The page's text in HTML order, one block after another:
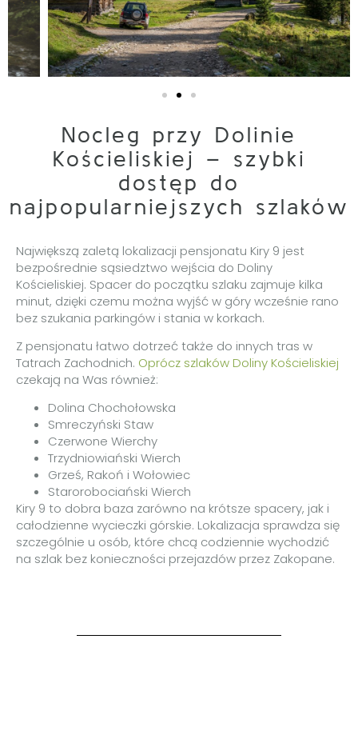
Nocleg przy Dolinie
Kościeliskiej – szybki
dostęp do
najpopularniejszych szlaków
Największą zaletą lokalizacji pensjonatu Kiry 9 jest
bezpośrednie sąsiedztwo wejścia do Doliny
Kościeliskiej. Spacer do początku szlaku zajmuje kilka
minut, dzięki czemu można wyjść w góry wcześnie rano
bez szukania parkingów i stania w korkach.
Z pensjonatu łatwo dotrzeć także do innych tras w
Tatrach Zachodnich. Oprócz szlaków Doliny Kościeliskiej
czekają na Was również:
Dolina Chochołowska
Smreczyński Staw
Czerwone Wierchy
Trzydniowiański Wierch
Grześ, Rakoń i Wołowiec
Starorobociański Wierch
Kiry 9 to dobra baza zarówno na krótsze spacery, jak i
całodzienne wycieczki górskie. Lokalizacja sprawdza się
szczególnie u osób, które chcą codziennie wychodzić
na szlak bez konieczności przejazdów przez Zakopane.